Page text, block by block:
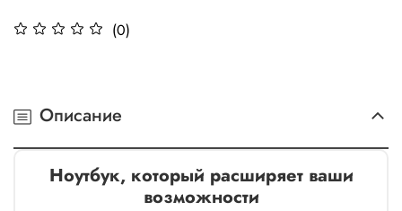
(0)
Описание
Ноутбук, который расширяет ваши
возможности